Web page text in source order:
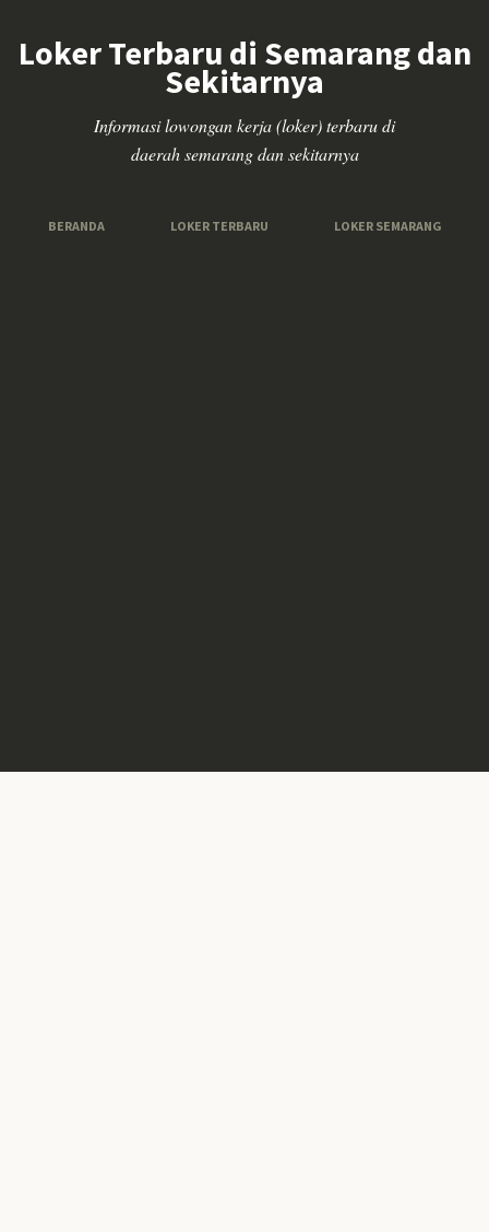
Loker Terbaru di Semarang dan
Sekitarnya
Informasi lowongan kerja (loker) terbaru di
daerah semarang dan sekitarnya
BERANDA LOKER TERBARU LOKER SEMARANG